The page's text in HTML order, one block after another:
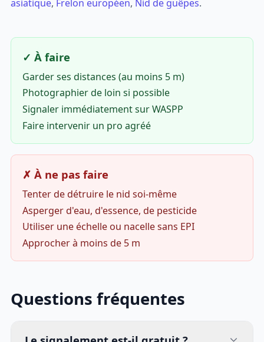
asiatique, Frelon européen, Nid de guêpes.
✓ À faire
Garder ses distances (au moins 5 m)
Photographier de loin si possible
Signaler immédiatement sur WASPP
Faire intervenir un pro agréé
✗ À ne pas faire
Tenter de détruire le nid soi-même
Asperger d'eau, d'essence, de pesticide
Utiliser une échelle ou nacelle sans EPI
Approcher à moins de 5 m
Questions fréquentes